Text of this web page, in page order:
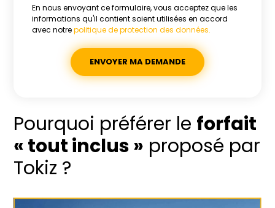
En nous envoyant ce formulaire, vous acceptez que les
informations qu'il contient soient utilisées en accord
avec notrepolitique de protection des données.
Alternative:
Pourquoi préférer le forfait
« tout inclus » proposé par
Tokiz ?